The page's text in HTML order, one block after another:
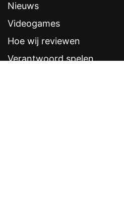
Nieuws
Videogames
Hoe wij reviewen
Verantwoord spelen